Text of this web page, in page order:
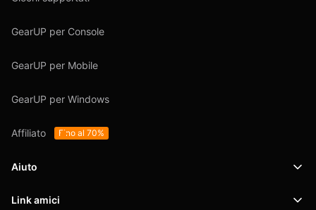
GearUP per Console
GearUP per Mobile
GearUP per Windows
Affiliato Fino al 70%
Aiuto
Supporto
Link amici